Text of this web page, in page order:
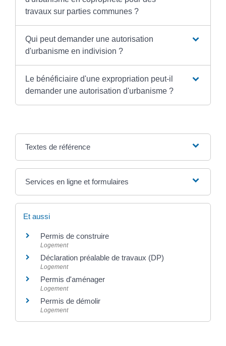
travaux sur parties communes ?
Qui peut demander une autorisation
d'urbanisme en indivision ?
Le bénéficiaire d'une expropriation peut-il
demander une autorisation d'urbanisme ?
Textes de référence
Services en ligne et formulaires
Et aussi
Permis de construire
Logement
Déclaration préalable de travaux (DP)
Logement
Permis d'aménager
Logement
Permis de démolir
Logement